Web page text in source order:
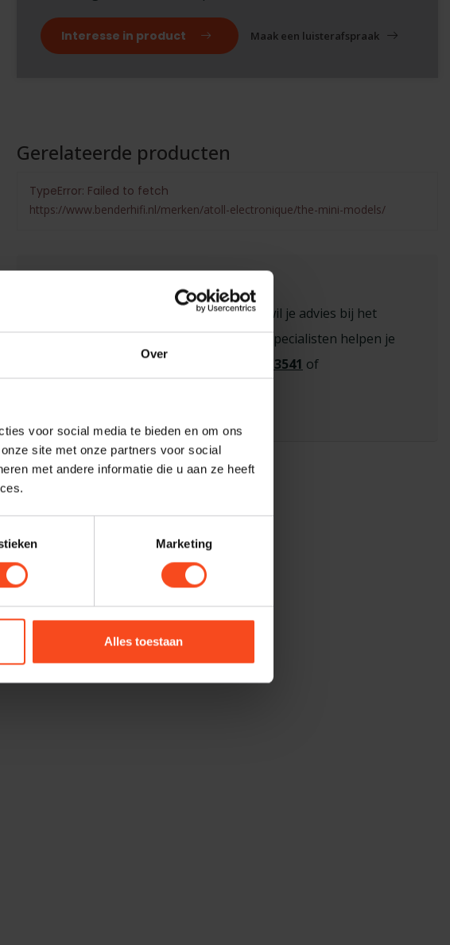
Over
voor social media te bieden en om ons
site met onze partners voor social
met andere informatie die u aan ze heeft
Marketing
Alles toestaan
Interesse in product Maak een luisterafspraak
Gerelateerde producten
TypeError: Failed to fetch
https://www.benderhifi.nl/merken/atoll-electronique/the-mini-models/
Professioneel advies nodig?
Heb je een vraag over een product of wil je advies bij het
maken van de juiste keuze? Onze hi-fi specialisten helpen je
graag. Neem contact op via
+31 26 445 3541 of